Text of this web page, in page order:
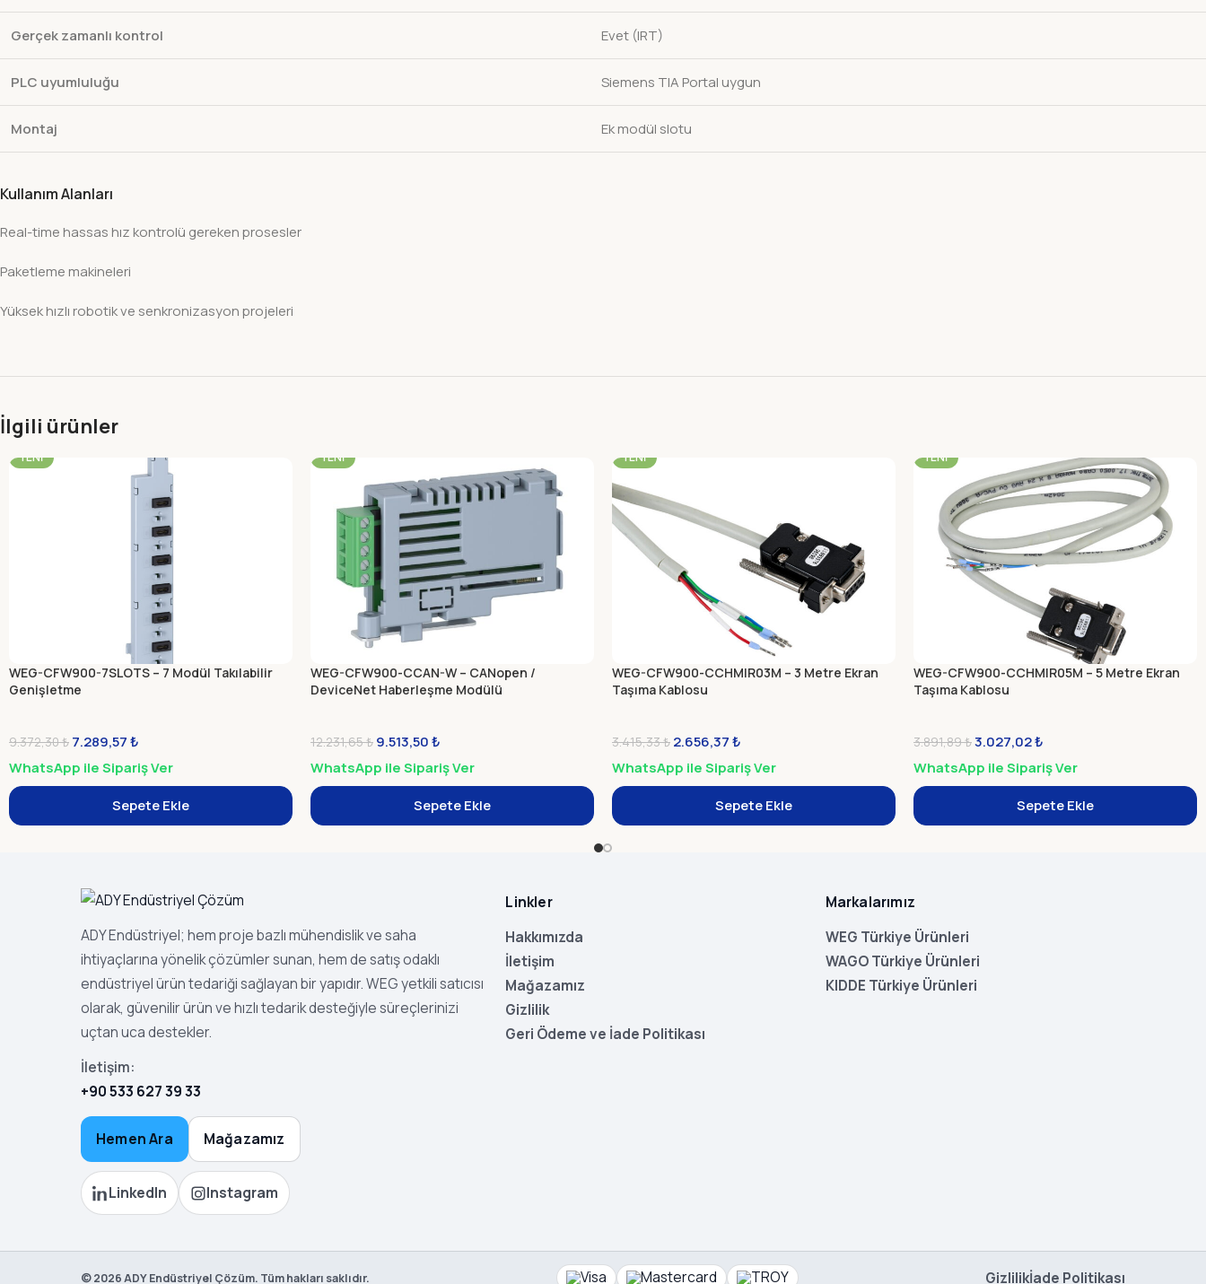
Gerçek zamanlı kontrol Evet (IRT)
PLC uyumluluğu Siemens TIA Portal uygun
Montaj Ek modül slotu
Kullanım Alanları
Real-time hassas hız kontrolü gereken prosesler
Paketleme makineleri
Yüksek hızlı robotik ve senkronizasyon projeleri
İlgili ürünler
-22%
YENI
WEG-CFW900-7SLOTS – 7 Modül Takılabilir
Genişletme
9.372,30₺ 7.289,57₺
WhatsApp ile Sipariş Ver
Sepete Ekle
YENI
WEG-CFW900-CCAN-W – CANopen /
DeviceNet Haberleşme Modülü
12.231,65₺ 9.513,50₺
WhatsApp ile Sipariş Ver
Sepete Ekle
YENI
WEG-CFW900-CCHMIR03M – 3 Metre Ekran
Taşıma Kablosu
3.415,33₺ 2.656,37₺
WhatsApp ile Sipariş Ver
Sepete Ekle
YENI
WEG-CFW900-CCHMIR05M – 5 Metre Ekran
Taşıma Kablosu
3.891,89₺3.027,02₺
WhatsApp ile Sipariş Ver
Sepete Ekle
ADY Endüstriyel; hem proje bazlı mühendislik ve saha
ihtiyaçlarına yönelik çözümler sunan, hem de satış odaklı
endüstriyel ürün tedariği sağlayan bir yapıdır. WEG yetkili satıcısı
olarak, güvenilir ürün ve hızlı tedarik desteğiyle süreçlerinizi
uçtan uca destekler.
İletişim:
+90 533 627 39 33
Hemen Ara Mağazamız
LinkedIn Instagram
Linkler
Hakkımızda
İletişim
Mağazamız
Gizlilik
Geri Ödeme ve İade Politikası
Markalarımız
WEG Türkiye Ürünleri
WAGO Türkiye Ürünleri
KIDDE Türkiye Ürünleri
©2026ADY Endüstriyel Çözüm. Tüm hakları saklıdır. Gizlilikİade Politikası